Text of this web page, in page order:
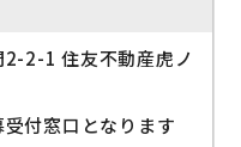
2-1 住友不動産虎ノ
付窓口となります